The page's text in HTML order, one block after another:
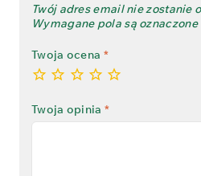
Twój adres email nie zostanie
Wymagane pola są oznaczone
Twoja ocena *
Twoja opinia *